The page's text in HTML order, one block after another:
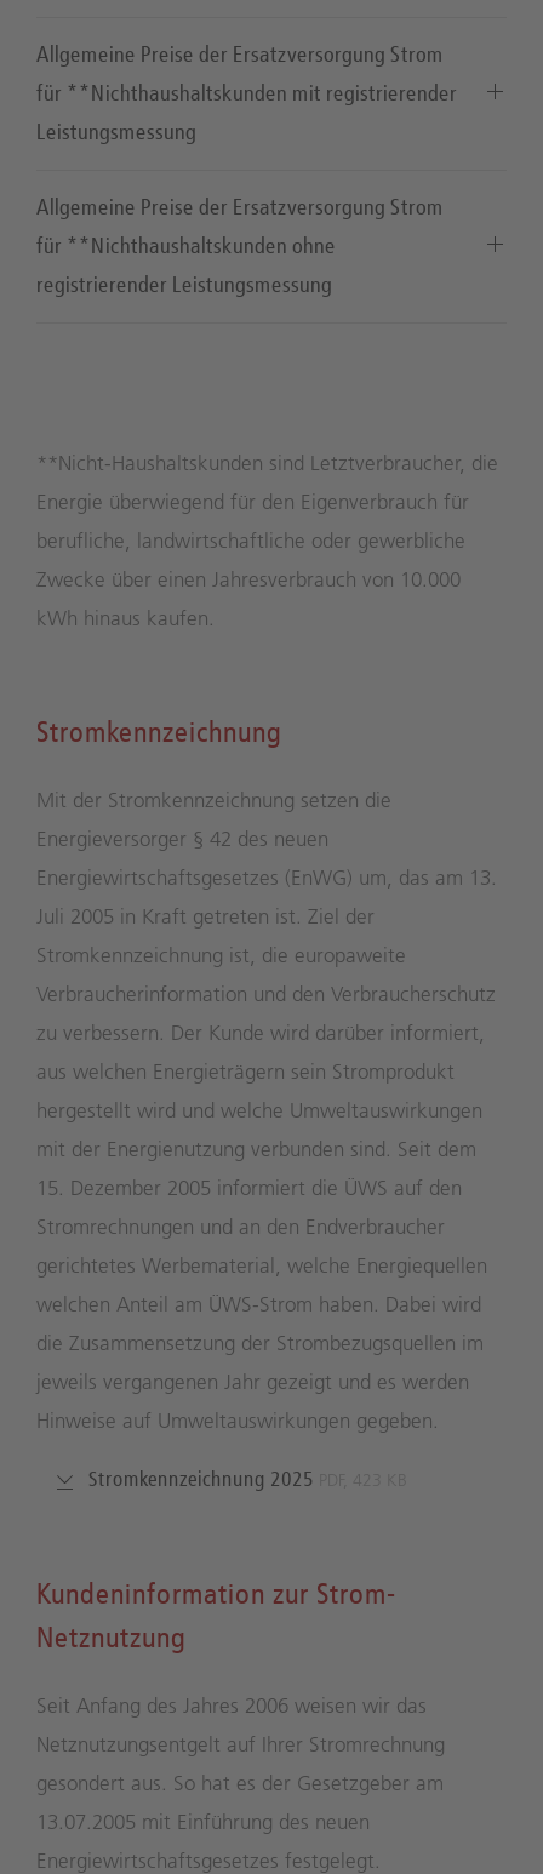
Allgemeine Preise der Ersatzversorgung Strom
für **Nichthaushaltskunden mit registrierender
Leistungsmessung
Allgemeine Preise der Ersatzversorgung Strom
für **Nichthaushaltskunden ohne
registrierender Leistungsmessung
**Nicht-Haushaltskunden sind Letztverbraucher, die
Energie überwiegend für den Eigenverbrauch für
berufliche, landwirtschaftliche oder gewerbliche
Zwecke über einen Jahresverbrauch von 10.000
kWh hinaus kaufen.
Stromkennzeichnung
Mit der Stromkennzeichnung setzen die
Energieversorger § 42 des neuen
Energiewirtschaftsgesetzes (EnWG) um, das am 13.
Juli 2005 in Kraft getreten ist. Ziel der
Stromkennzeichnung ist, die europaweite
Verbraucherinformation und den Verbraucherschutz
zu verbessern. Der Kunde wird darüber informiert,
aus welchen Energieträgern sein Stromprodukt
hergestellt wird und welche Umweltauswirkungen
mit der Energienutzung verbunden sind. Seit dem
15. Dezember 2005 informiert die ÜWS auf den
Stromrechnungen und an den Endverbraucher
gerichtetes Werbematerial, welche Energiequellen
welchen Anteil am ÜWS-Strom haben. Dabei wird
die Zusammensetzung der Strombezugsquellen im
jeweils vergangenen Jahr gezeigt und es werden
Hinweise auf Umweltauswirkungen gegeben.
Stromkennzeichnung 2025
Kundeninformation zur Strom-
Netznutzung
Seit Anfang des Jahres 2006 weisen wir das
Netznutzungsentgelt auf Ihrer Stromrechnung
gesondert aus. So hat es der Gesetzgeber am
13.07.2005 mit Einführung des neuen
Energiewirtschaftsgesetzes festgelegt.